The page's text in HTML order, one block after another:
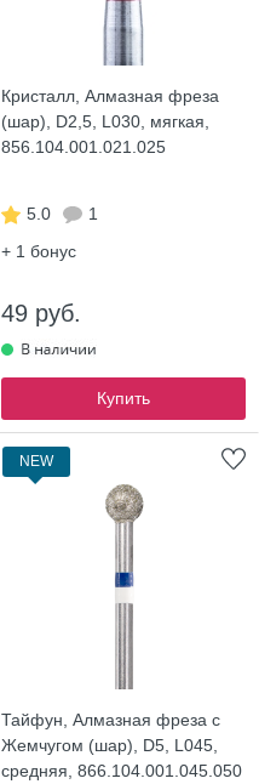
Кристалл, Алмазная фреза
(шар), D2,5, L030, мягкая,
856.104.001.021.025
5.0
1
+ 1 бонус
49 руб.
Купить
NEW
Тайфун, Алмазная фреза с
Жемчугом (шар), D5, L045,
средняя, 866.104.001.045.050